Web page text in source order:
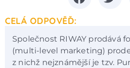
CELÁ ODPOVĚĎ:
Společnost RIWAY prodává
(multi-level marketing)
z nichž nejznámější je tzv.